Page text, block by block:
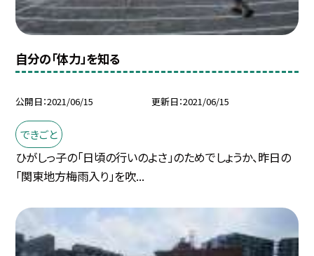
自分の「体力」を知る
公開日 2021/06/15 更新日 2021/06/15
できごと
ひがしっ子の「日頃の行いのよさ」のためでしょうか、昨日の
「関東地方梅雨入り」を吹...